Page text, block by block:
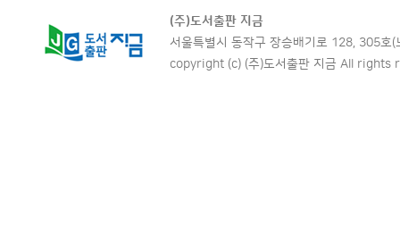
(주)도서출판 지금
서울특별시 동작구 장승배기로 128, 305
copyright (c) (주)도서출판 지금 All rights